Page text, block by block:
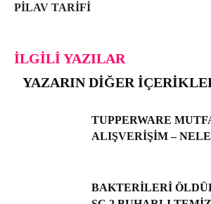
PILAV TARIFI
İLGILI YAZILAR
YAZARIN DIĞER
TUPPERWARE
ALIŞVERIŞIM –
BAKTERILERI